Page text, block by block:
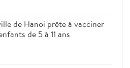
de Hanoi prête à vacciner
de 5 à 11 ans